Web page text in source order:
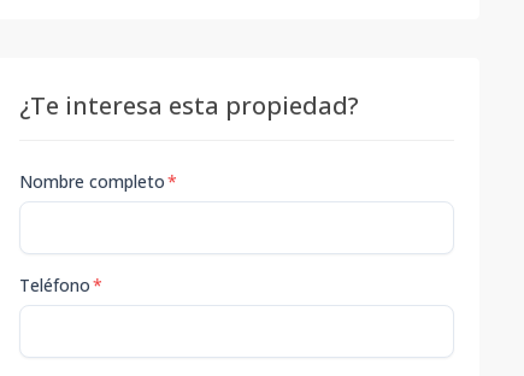
¿Te interesa esta propiedad?
Nombre completo*
Teléfono*